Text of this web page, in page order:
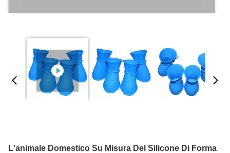
L'animale Domestico Su Misura Del Silicone Di Forma